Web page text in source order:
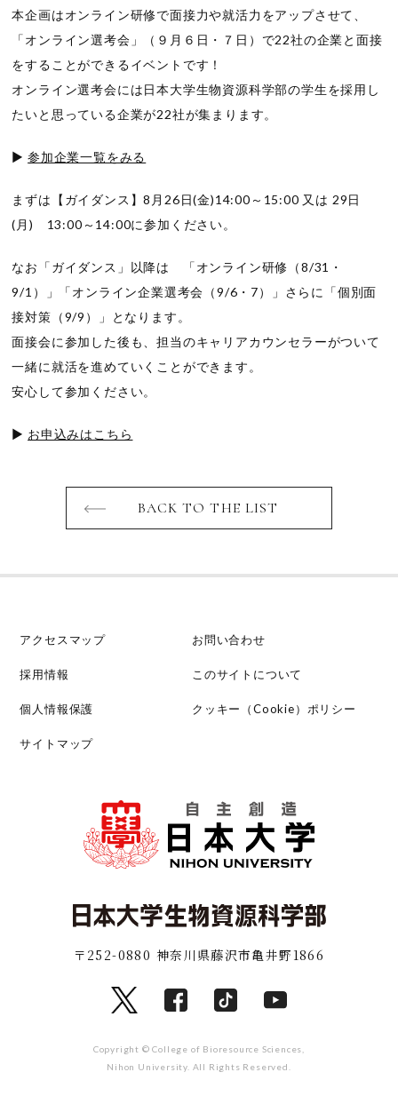
本企画はオンライン研修で面接力や就活力をアップさせて、
「オンライン選考会」（９月６日・７日）で22社の企業と面接
をすることができるイベントです！
オンライン選考会には日本大学生物資源科学部の学生を採用し
たいと思っている企業が22社が集まります。
▶参加企業一覧をみる
まずは【ガイダンス】8月26日(金)14:00～15:00 又は 29日
(月) 13:00～14:00に参加ください。
なお「ガイダンス」以降は 「オンライン研修（8/31・
9/1）」「オンライン企業選考会（9/6・7）」さらに「個別面
接対策（9/9）」となります。
面接会に参加した後も、担当のキャリアカウンセラーがついて
一緒に就活を進めていくことができます。
安心して参加ください。
▶ お申込みはこちら
BACK TO THE LIST
アクセスマップ お問い合わせ
採用情報 このサイトについて
個人情報保護 クッキー（Cookie）ポリシー
サイトマップ
〒252-0880 神奈川県藤沢市亀井野1866
Copyright © College of Bioresource Sciences,
Nihon University. All Rights Reserved.